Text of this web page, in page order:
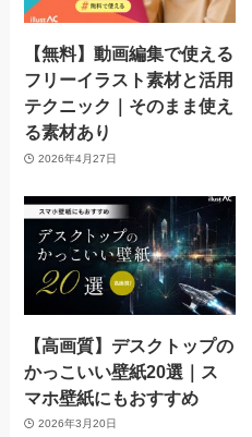
【無料】動画編集で使える
フリーイラスト素材と活用
テクニック｜そのまま使え
る素材あり
2026年4月27日
【高画質】デスクトップの
かっこいい壁紙20選｜ス
マホ壁紙にもおすすめ
2026年3月20日